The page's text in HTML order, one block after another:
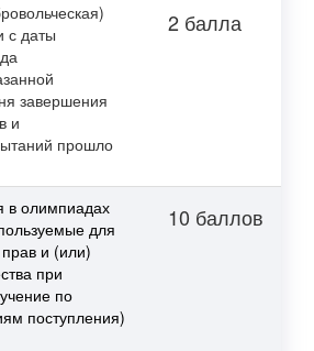
с даты
завершения
и
прошло
2 балла
в олимпиадах
для
и (или)
при
по
поступления)
10 баллов